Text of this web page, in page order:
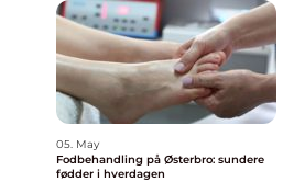
05. May
Fodbehandling på Østerbro: sundere
fødder i hverdagen